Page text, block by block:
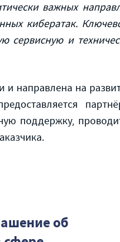
важных
кибератак.
сервисную и
направлена на
поддержку,
об